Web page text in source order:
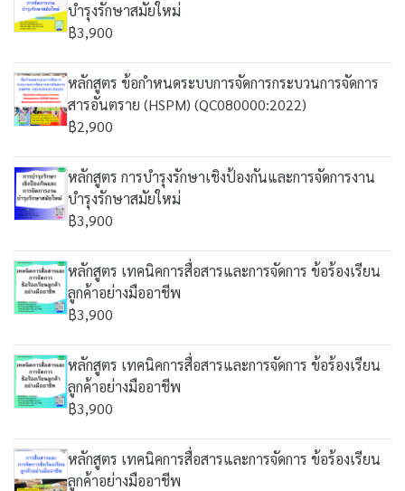
บำรุงรักษาสมัยใหม่
฿3,900
หลักสูตร ข้อกำหนดระบบการจัดการกระบวนการจัดการ
สารอันตราย (HSPM) (QC080000:2022)
฿2,900
หลักสูตร การบำรุงรักษาเชิงป้องกันและการจัดการงาน
บำรุงรักษาสมัยใหม่
฿3,900
หลักสูตร เทคนิคการสื่อสารและการจัดการ ข้อร้องเรียน
ลูกค้าอย่างมืออาชีพ
฿3,900
หลักสูตร เทคนิคการสื่อสารและการจัดการ ข้อร้องเรียน
ลูกค้าอย่างมืออาชีพ
฿3,900
หลักสูตร เทคนิคการสื่อสารและการจัดการ ข้อร้องเรียน
ลูกค้าอย่างมืออาชีพ